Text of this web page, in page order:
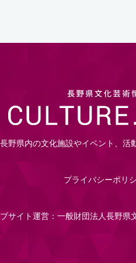
長野県内の文化施設やイベント、活
プライバシーポリ
サイト運営：一般財団法人長野県